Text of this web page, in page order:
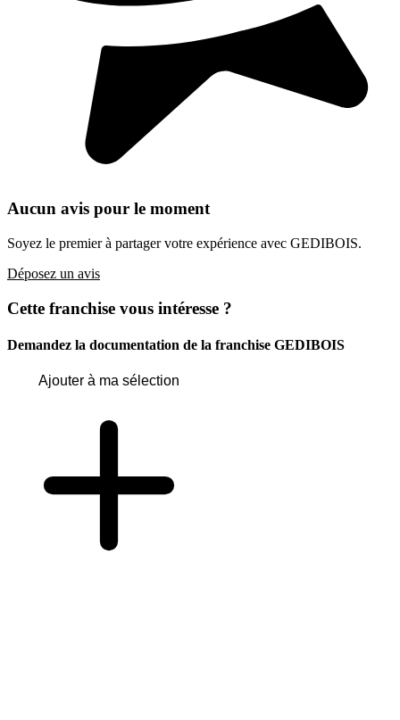
Aucun avis pour le moment
Soyez le premier à partager votre expérience avec GEDIBOIS.
Déposez un avis
Cette franchise vous intéresse ?
Demandez la documentation de la franchise GEDIBOIS
Ajouter à ma sélection